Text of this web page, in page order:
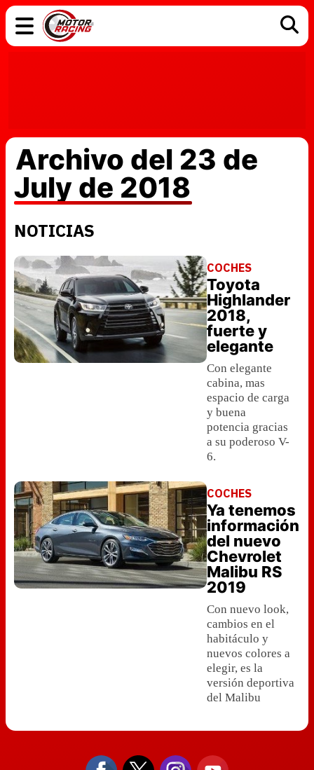
Archivo del 23 de
July de 2018
NOTICIAS
COCHES
Toyota
Highlander
2018,
fuerte y
elegante
Con elegante
cabina, mas
espacio de carga
y buena
potencia gracias
a su poderoso V-
6.
COCHES
Ya tenemos
información
del nuevo
Chevrolet
Malibu RS
2019
Con nuevo look,
cambios en el
habitáculo y
nuevos colores a
elegir, es la
versión deportiva
del Malibu